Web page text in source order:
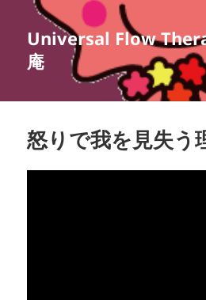
Universal Flow
庵
怒りで我を見失う